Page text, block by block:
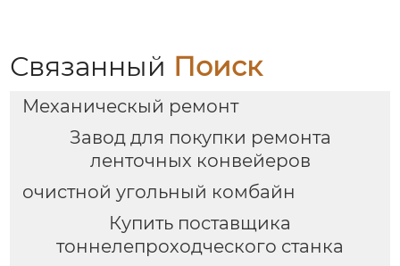
Связанный Поиск
Механическый ремонт
Завод для покупки ремонта
ленточных конвейеров
очистной угольный комбайн
Купить поставщика
тоннелепроходческого станка